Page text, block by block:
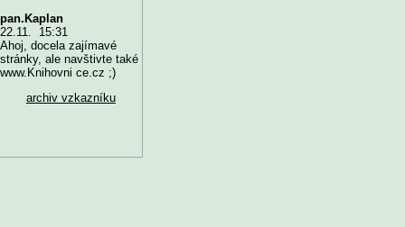
pan.Kaplan
22.11. 15:31
Ahoj, docela zajímavé
stránky, ale navštivte také
www.Knihovni ce.cz ;)
archiv vzkazníku